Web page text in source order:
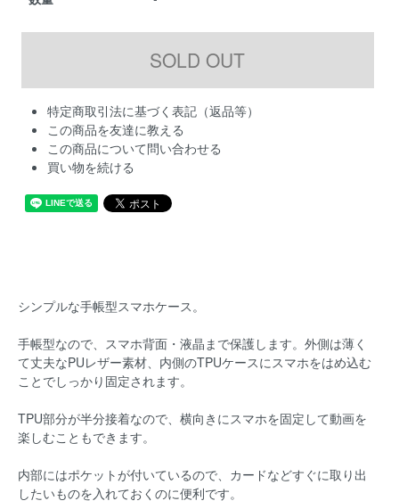
特定商取引法に基づく表記（返品等）
この商品を友達に教える
この商品について問い合わせる
買い物を続ける
シンプルな手帳型スマホケース。
手帳型なので、スマホ背面・液晶まで保護します。外側は薄く
て丈夫なPUレザー素材、内側のTPUケースにスマホをはめ込む
ことでしっかり固定されます。
TPU部分が半分接着なので、横向きにスマホを固定して動画を
楽しむこともできます。
内部にはポケットが付いているので、カードなどすぐに取り出
したいものを入れておくのに便利です。